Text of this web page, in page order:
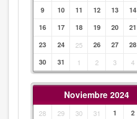
9
10 11 12 13 14
16
17 18 19 20 21
23
24 25 26 27 28
30
31 1 2 3 4
Noviembre 2024
28 29 30 31 1 2